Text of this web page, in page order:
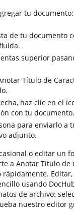
tu
de tu documento
superior
Título de
haz clic en el
con tu documento.
para enviarlo a
adjunto.
o editar un
a Anotar Título de
usando
de archivo:
nuestro editor